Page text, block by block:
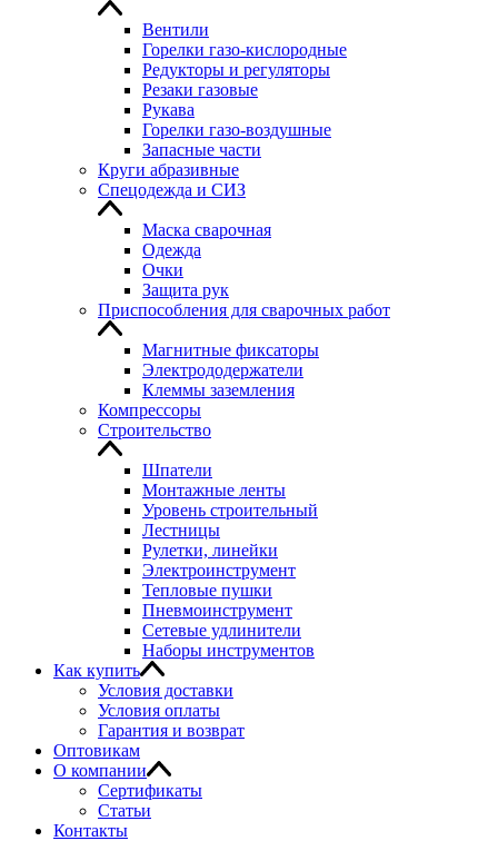
Вентили
Горелки газо-кислородные
Редукторы и регуляторы
Резаки газовые
Рукава
Горелки газо-воздушные
Запасные части
Круги абразивные
Спецодежда и СИЗ
Маска сварочная
Одежда
Очки
Защита рук
Приспособления для сварочных работ
Магнитные фиксаторы
Электрододержатели
Клеммы заземления
Компрессоры
Строительство
Шпатели
Монтажные ленты
Уровень строительный
Лестницы
Рулетки, линейки
Электроинструмент
Тепловые пушки
Пневмоинструмент
Сетевые удлинители
Наборы инструментов
Как купить
Условия доставки
Условия оплаты
Гарантия и возврат
Оптовикам
О компании
Сертификаты
Статьи
Контакты